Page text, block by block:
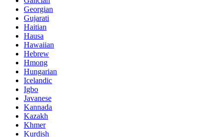
Georgian
Gujarati
Haitian
Hausa
Hawaiian
Hebrew
Hmong
Hungarian
Icelandic
Igbo
Javanese
Kannada
Kazakh
Khmer
Kurdish